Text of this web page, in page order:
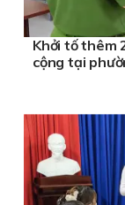
Khởi tố thêm
cộng tại